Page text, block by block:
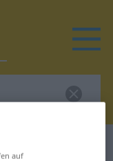
auf